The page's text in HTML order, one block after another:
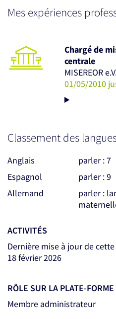
Mes expériences
Chargé de
centrale
MISEREOR
01/05/2010
Classement des
Anglais parler : 7
Espagnol
parler : 9
Allemand
parler :
ACTIVITÉS
Dernière mise à jour de
18 février 2026
RÔLE SUR LA PLATE-FORME
Membre administrateur